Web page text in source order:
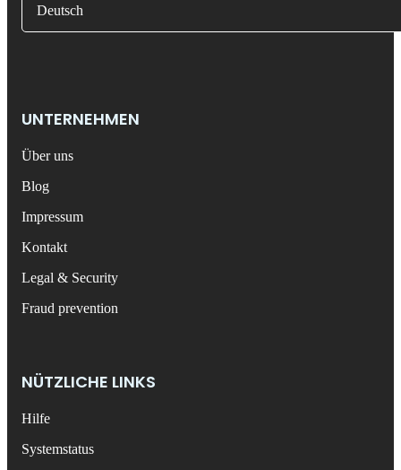
Deutsch
UNTERNEHMEN
Über uns
Blog
Impressum
Kontakt
Legal & Security
Fraud prevention
NÜTZLICHE LINKS
Hilfe
Systemstatus